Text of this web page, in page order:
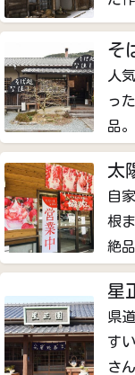
そ
人
っ
品。
太
自
根
絶品
星
県
す
さ